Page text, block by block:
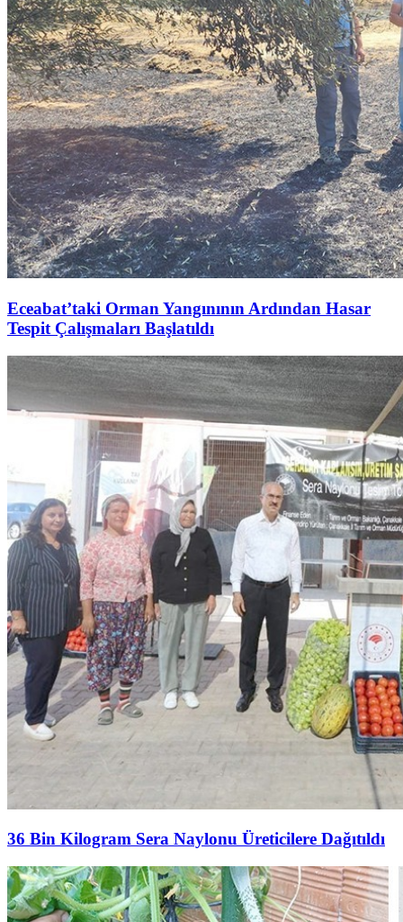
Eceabat’taki Orman Yangınının Ardından Hasar
Tespit Çalışmaları Başlatıldı
36 Bin Kilogram Sera Naylonu Üreticilere Dağıtıldı